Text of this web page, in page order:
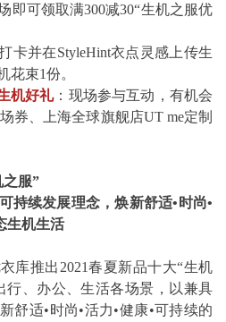
即可领取满300减30“生机之服优
卡并在StyleHint衣点灵感上传生
花束1份。
机好礼：现场参与互动，有机会
券、上海全球旗舰店UT me定制
之服”
持续发展理念，焕新舒适•时尚•
生机生活
库推出2021春夏新品十大“生机
行、办公、生活各场景，以兼具
舒适•时尚•活力•健康•可持续的